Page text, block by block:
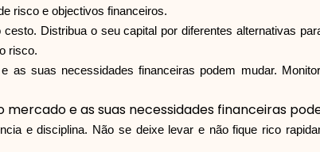
risco e objectivos financeiros.
Distribua o seu capital por diferentes alternativas
risco.
as suas necessidades financeiras podem mudar.
e as suas necessidades financeiras
e disciplina. Não se deixe levar e não fique rico